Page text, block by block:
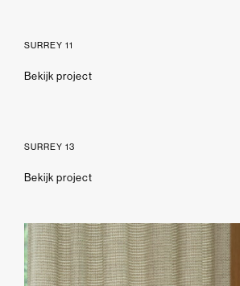
SURREY 11
Bekijk project
SURREY 13
Bekijk project